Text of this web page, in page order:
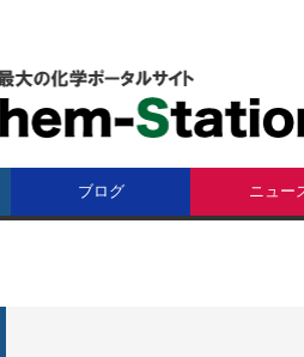
ブログ ニュー